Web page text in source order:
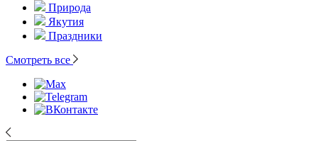
Природа
Якутия
Праздники
Смотреть все